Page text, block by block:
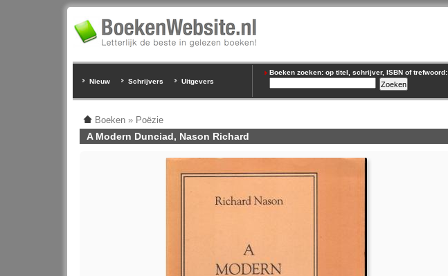
Nieuw Schrijvers Uitgevers
Boeken zoeken: op titel, schrijver, ISBN of trefwoord:
Boeken » Poëzie
A Modern Dunciad, Nason Richard